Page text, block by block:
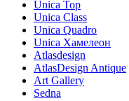
Unica Top
Unica Class
Unica Quadro
Unica Хамелеон
Atlasdesign
AtlasDesign Antique
Art Gallery
Sedna